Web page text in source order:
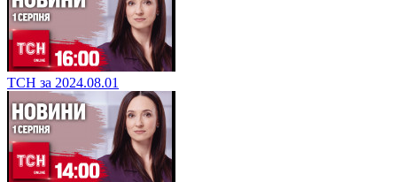
ТСН за 2024.08.01